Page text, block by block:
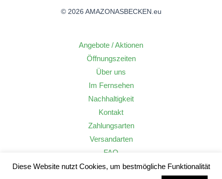
© 2026 AMAZONASBECKEN.eu
Angebote / Aktionen
Öffnungszeiten
Über uns
Im Fernsehen
Nachhaltigkeit
Kontakt
Zahlungsarten
Versandarten
FAQ
Widerrufsrecht
Diese Website nutzt Cookies, um bestmögliche Funktionalität